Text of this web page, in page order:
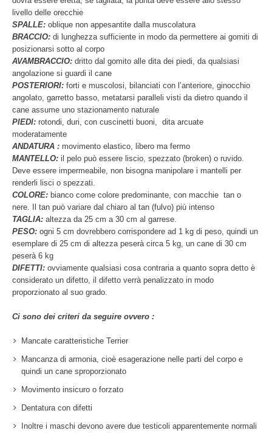
livello delle orecchie
SPALLE: oblique non appesantite dalla muscolatura
BRACCIO: di lunghezza sufficiente in modo da permettere ai gomiti di
posizionarsi sotto al corpo
AVAMBRACCIO: dritto dal gomito alle dita dei piedi, da qualsiasi
angolazione si guardi il cane
POSTERIORI: forti e muscolosi, bilanciati con l’anteriore, ginocchio
angolato, garretto basso, metatarsi paralleli visti da dietro quando il
cane assume uno stazionamento naturale
PIEDI: rotondi, duri, con cuscinetti buoni, dita arcuate
moderatamente
ANDATURA : movimento elastico, libero ma fermo
MANTELLO: il pelo può essere liscio, spezzato (broken) o ruvido.
Deve essere impermeabile, non bisogna manipolare i mantelli per
renderli lisci o spezzati.
COLORE: bianco come colore predominante, con macchie tan o
nere. Il tan può variare dal chiaro al tan (fulvo) più intenso
TAGLIA: altezza da 25 cm a 30 cm al garrese.
PESO: ogni 5 cm dovrebbero corrispondere ad 1 kg di peso, quindi un
esemplare di 25 cm di altezza peserà circa 5 kg, un cane di 30 cm
peserà 6 kg
DIFETTI: ovviamente qualsiasi cosa contraria a quanto sopra detto è
considerato un difetto, il difetto verrà penalizzato in modo
proporzionato al suo grado.
Ci sono dei criteri da seguire ovvero :
Mancate caratteristiche Terrier
Mancanza di armonia, cioè esagerazione nelle parti del corpo e
quindi un cane sproporzionato
Movimento insicuro o forzato
Dentatura con difetti
Inoltre i maschi devono avere due testicoli apparentemente normali